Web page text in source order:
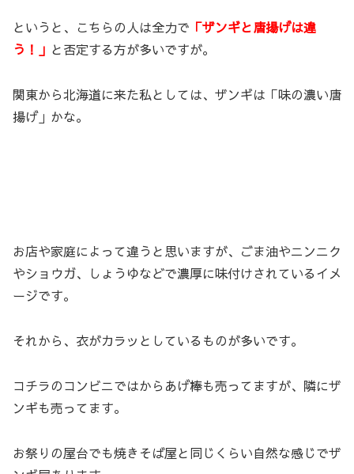
というと、こちらの人は全力で 「ザンギと唐揚げは違
う！」 と否定する方が多いですが。
関東から北海道に来た私としては、ザンギは「味の濃い唐
揚げ」かな。
お店や家庭によって違うと思いますが、ごま油やニンニク
やショウガ、しょうゆなどで濃厚に味付けされているイメ
ージです。
それから、衣がカラッとしているものが多いです。
コチラのコンビニではからあげ棒も売ってますが、隣にザ
ンギも売ってます。
お祭りの屋台でも焼きそば屋と同じくらい自然な感じでザ